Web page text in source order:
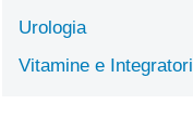
Urologia
Vitamine e Integratori